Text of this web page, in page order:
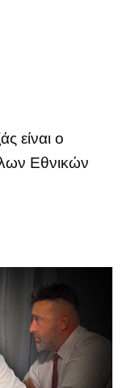
είναι ο
Εθνικών